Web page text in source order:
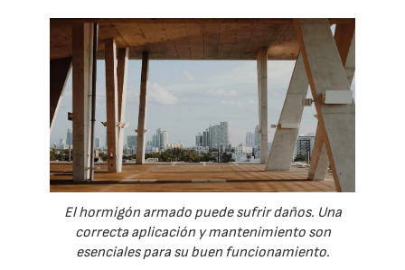
El hormigón armado puede sufrir daños. Una
correcta aplicación y mantenimiento son
esenciales para su buen funcionamiento.